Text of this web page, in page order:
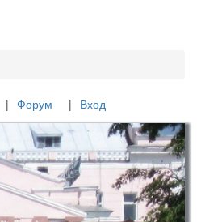
Форум Вход